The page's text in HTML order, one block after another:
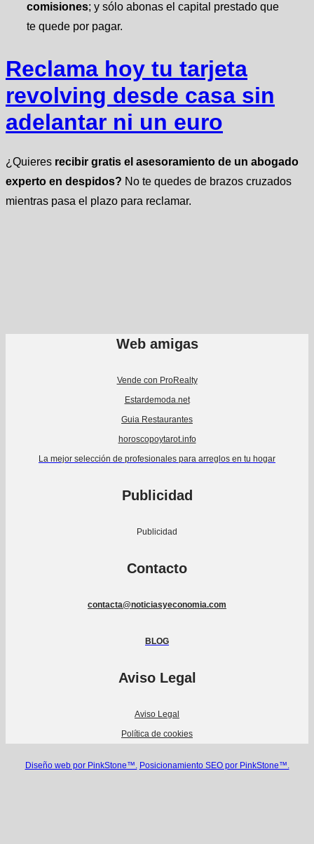
comisiones; y sólo abonas el capital prestado que
te quede por pagar.
Reclama hoy tu tarjeta
revolving desde casa sin
adelantar ni un euro
¿Quieres recibir gratis el asesoramiento de un abogado
experto en despidos? No te quedes de brazos cruzados
mientras pasa el plazo para reclamar.
Web amigas
Vende con ProRealty
Estardemoda.net
Guia Restaurantes
horoscopoytarot.info
La mejor selección de profesionales para arreglos en tu hogar
Publicidad
Publicidad
Contacto
contacta@noticiasyeconomia.com
BLOG
Aviso Legal
Aviso Legal
Política de cookies
Diseño web por PinkStone™. Posicionamiento SEO por PinkStone™.